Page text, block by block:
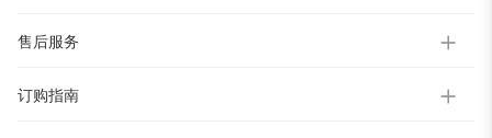
售后服务
订购指南